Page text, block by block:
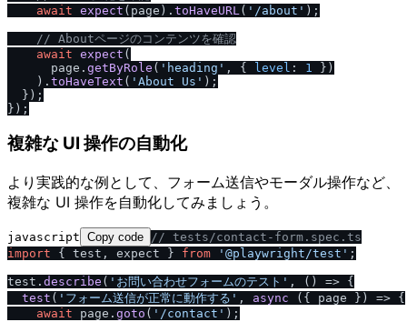
await expect (page). toHaveURL ( ' /about' );
/ / Aboutページのコンテンツを確認
await expect (
      page.
getByRole ( 'heading' , { level : 1
})
    ).
toHaveText ( 'About Us' );
  });
複雑な UI 操作の自動化
より実践的な例として、フォーム送信やモーダル操作など、
複雑な UI 操作を自動化してみましょう。
javascript Copy code // tests/contact-form.spec.ts
import { test, expect } from '@playwright/test' ;
test. describe ( 'お問い合わせフォームのテスト' , () => {
test ( 'フォーム送信が正常に動作する' , async ({ page }) => {
await page. goto ( ' /contact' );